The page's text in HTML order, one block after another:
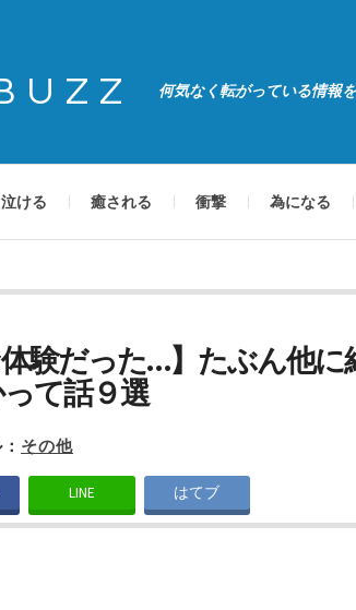
何気なく転がっている情報
泣ける 癒される 衝撃 為になる
体験だった…】たぶん他
て話９選
その他
LINE はてブ